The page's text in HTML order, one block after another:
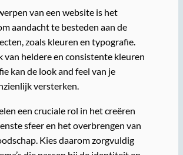
van een website is het
aandacht te besteden aan de
zoals kleuren en typografie.
van heldere en consistente kleuren
kan de look and feel van je
versterken.
een cruciale rol in het creëren
sfeer en het overbrengen van
Kies daarom zorgvuldig